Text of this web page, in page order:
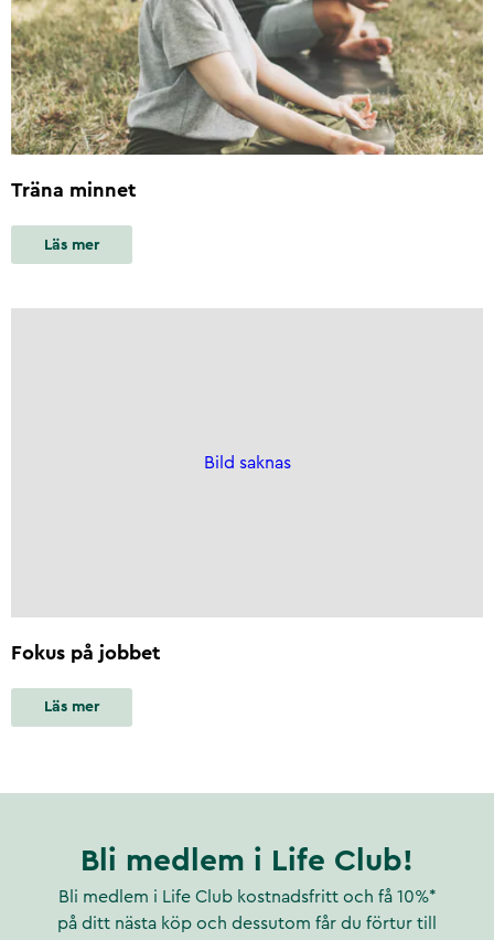
Träna minnet
Läs mer
Bild saknas
Fokus på jobbet
Läs mer
Bli medlem i Life Club!
Bli medlem i Life Club kostnadsfritt och få 10%*
på ditt nästa köp och dessutom får du förtur till